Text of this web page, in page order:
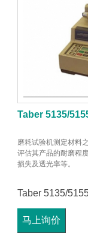
Taber 5135/
磨耗试验机测定材料
评估其产品的耐磨程
损失及透光率等。
Taber 5135/
马上询价